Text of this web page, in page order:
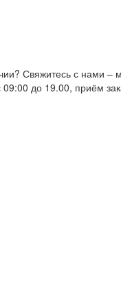
Свяжитесь с нами
до 19.00, приём